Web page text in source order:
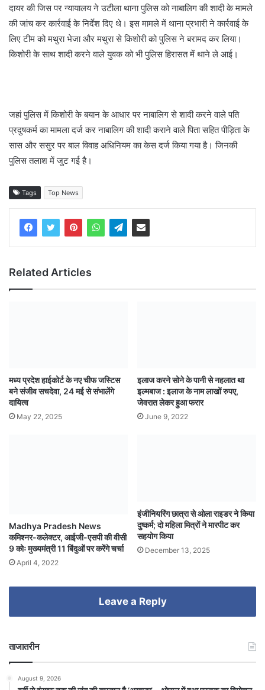
दायर की जिस पर न्यायालय ने उटीला थाना पुलिस को नाबालिग की शादी के मामले
की जांच कर कार्रवाई के निर्देश दिए थे। इस मामले में थाना प्रभारी ने कार्रवाई के
लिए टीम को मथुरा भेजा और मथुरा से किशोरी को पुलिस ने बरामद कर लिया।
किशोरी के साथ शादी करने वाले युवक को भी पुलिस हिरासत में थाने ले आई।
जहां पुलिस में किशोरी के बयान के आधार पर नाबालिग से शादी करने वाले पति
प्रदुषकर्म का मामला दर्ज कर नाबालिग की शादी कराने वाले पिता सहित पीड़िता के
सास और ससुर पर बाल विवाह अधिनियम का केस दर्ज किया गया है। जिनकी
पुलिस तलाश में जुट गई है।
Tags Top News
Related Articles
मध्य प्रदेश हाईकोर्ट के नए चीफ जस्टिस
बने संजीव सचदेवा, 24 मई से संभालेंगे
दायित्व
May 22, 2025
इलाज करने सोने के पानी से नहलात था
इल्मबाज : इलाज के नाम लाखों रुपए,
जेवरात लेकर हुआ फरार
June 9, 2022
Madhya Pradesh News
कमिश्नर-कलेक्टर, आईजी-एसपी की वीसी
9 कोः मुख्यमंत्री 11 बिंदुओं पर करेंगे चर्चा
April 4, 2022
इंजीनियरिंग छात्रा से ओला राइडर ने किया
दुष्कर्म; दो महिला मित्रों ने मारपीट कर
सहयोग किया
December 13, 2025
Leave a Reply
ताजातरीन
August 9, 2026